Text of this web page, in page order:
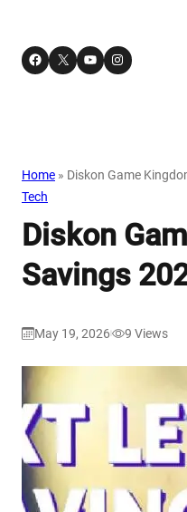
Facebook X YouTube Instagram
Home » Diskon Game
Tech
Diskon
Savings
May 19, 2026 9 Views